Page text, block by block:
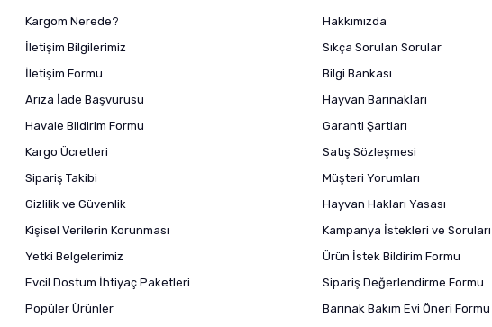
Kargom Nerede?
İletişim Bilgilerimiz
İletişim Formu
Arıza İade Başvurusu
Havale Bildirim Formu
Kargo Ücretleri
Sipariş Takibi
Gizlilik ve Güvenlik
Kişisel Verilerin Korunması
Yetki Belgelerimiz
Evcil Dostum İhtiyaç Paketleri
Popüler Ürünler
Hakkımızda
Sıkça Sorulan Sorular
Bilgi Bankası
Hayvan Barınakları
Garanti Şartları
Satış Sözleşmesi
Müşteri Yorumları
Hayvan Hakları Yasası
Kampanya İstekleri ve Soruları
Ürün İstek Bildirim Formu
Sipariş Değerlendirme Formu
Barınak Bakım Evi Öneri Formu